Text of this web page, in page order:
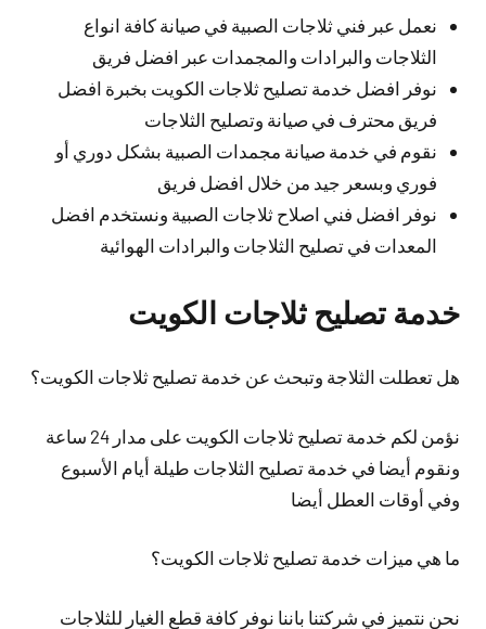
نعمل عبر فني ثلاجات الصبية في صيانة كافة انواع
الثلاجات والبرادات والمجمدات عبر افضل فريق
نوفر افضل خدمة تصليح ثلاجات الكويت بخبرة افضل
فريق محترف في صيانة وتصليح الثلاجات
نقوم في خدمة صيانة مجمدات الصبية بشكل دوري أو
فوري وبسعر جيد من خلال افضل فريق
نوفر افضل فني اصلاح ثلاجات الصبية ونستخدم افضل
المعدات في تصليح الثلاجات والبرادات الهوائية
خدمة تصليح ثلاجات الكويت
هل تعطلت الثلاجة وتبحث عن خدمة تصليح ثلاجات الكويت؟
نؤمن لكم خدمة تصليح ثلاجات الكويت على مدار 24 ساعة
ونقوم أيضا في خدمة تصليح الثلاجات طيلة أيام الأسبوع
وفي أوقات العطل أيضا
ما هي ميزات خدمة تصليح ثلاجات الكويت؟
نحن نتميز في شركتنا باننا نوفر كافة قطع الغيار للثلاجات